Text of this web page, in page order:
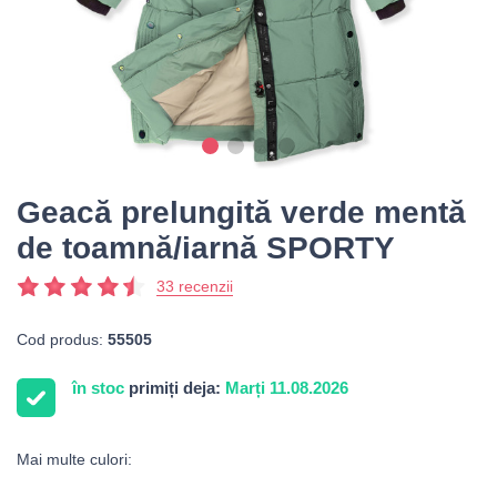
Geacă prelungită verde mentă
de toamnă/iarnă SPORTY
33 recenzii
Cod produs: 55505
în stoc primiți deja: Marți 11.08.2026
Mai multe culori: